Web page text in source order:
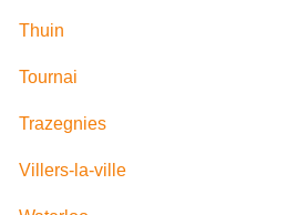
Thuin
Tournai
Trazegnies
Villers-la-ville